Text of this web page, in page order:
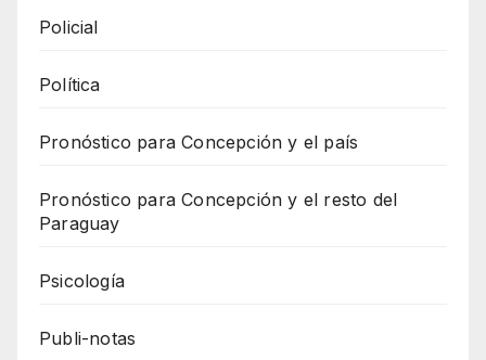
Policial
Política
Pronóstico para Concepción y el país
Pronóstico para Concepción y el resto del
Paraguay
Psicología
Publi-notas